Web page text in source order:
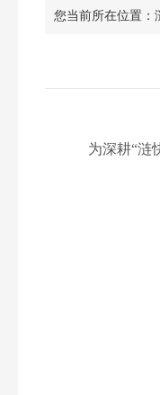
您当前所在位置：
为深耕“涟快